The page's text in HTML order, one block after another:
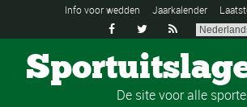
Info voor wedden Jaarkalender
  
De site voor alle